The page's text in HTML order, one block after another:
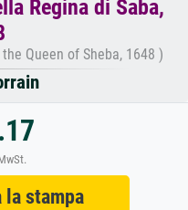
Regina di Saba,
Queen of Sheba, 1648 )
stampa